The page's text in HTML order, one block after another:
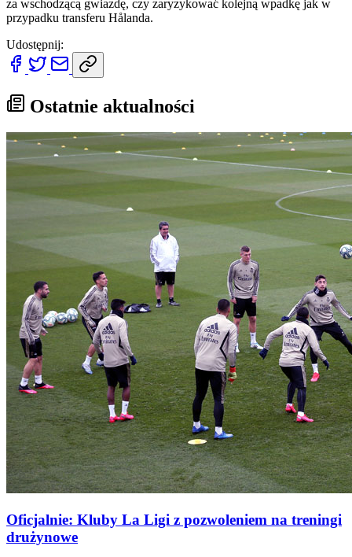
za wschodzącą gwiazdę, czy zaryzykować kolejną wpadkę jak w
przypadku transferu Hålanda.
Udostępnij:
Ostatnie aktualności
Oficjalnie: Kluby La Ligi z pozwoleniem na treningi
drużynowe